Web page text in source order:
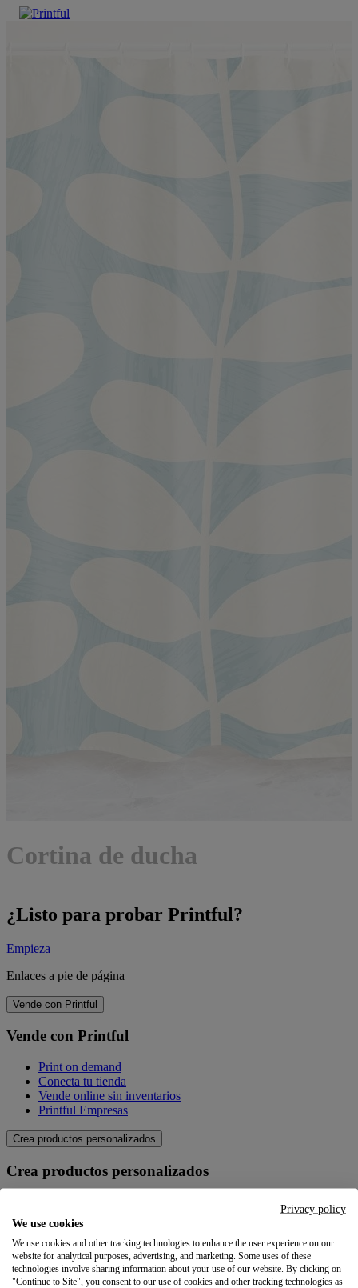
Cortina de ducha
¿Listo para probar Printful?
Empieza
Enlaces a pie de página
Vende con Printful
Vende con Printful
Print on demand
Conecta tu tienda
Vende online sin inventarios
Printful Empresas
Crea productos personalizados
Crea productos personalizados
Crea tus propios productos
Calidad
Creador de diseños
Explora
Privacy policy
We use cookies
We use cookies and other tracking technologies to enhance the user experience on our
website for analytical purposes, advertising, and marketing. Some uses of these
technologies involve sharing information about your use of our website. By clicking on
"Continue to Site", you consent to our use of cookies and other tracking technologies as